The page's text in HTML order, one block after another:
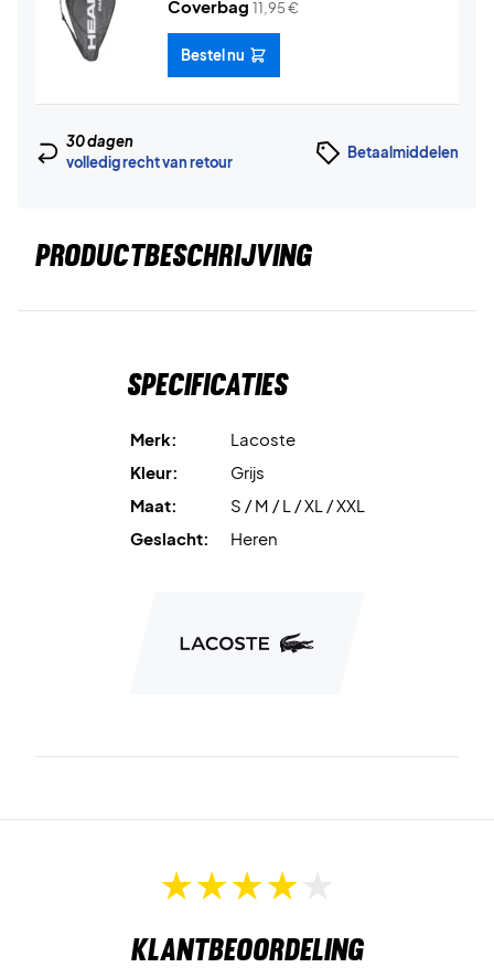
Coverbag 11,95€
Bestel nu
30 dagen
volledig recht van retour
Betaalmiddelen
PRODUCTBESCHRIJVING
Specificaties
Merk:
Lacoste
Kleur:
Grijs
Maat:
S / M / L / XL / XXL
Geslacht:
Heren
Klantbeoordeling